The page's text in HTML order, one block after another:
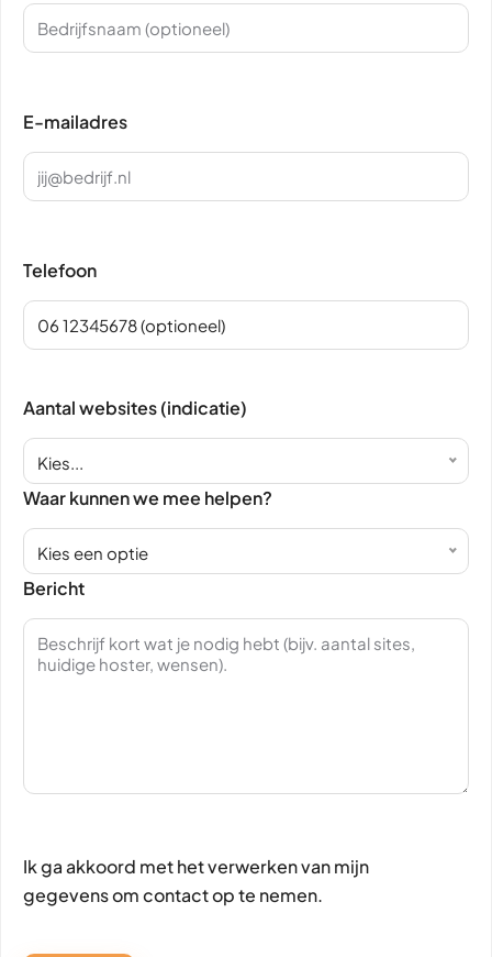
E-mailadres
Telefoon
Aantal websites (indicatie)
Kies...
Waar kunnen we mee helpen?
Kies een optie
Bericht
Ik ga akkoord met het verwerken van mijn
gegevens om contact op te nemen.